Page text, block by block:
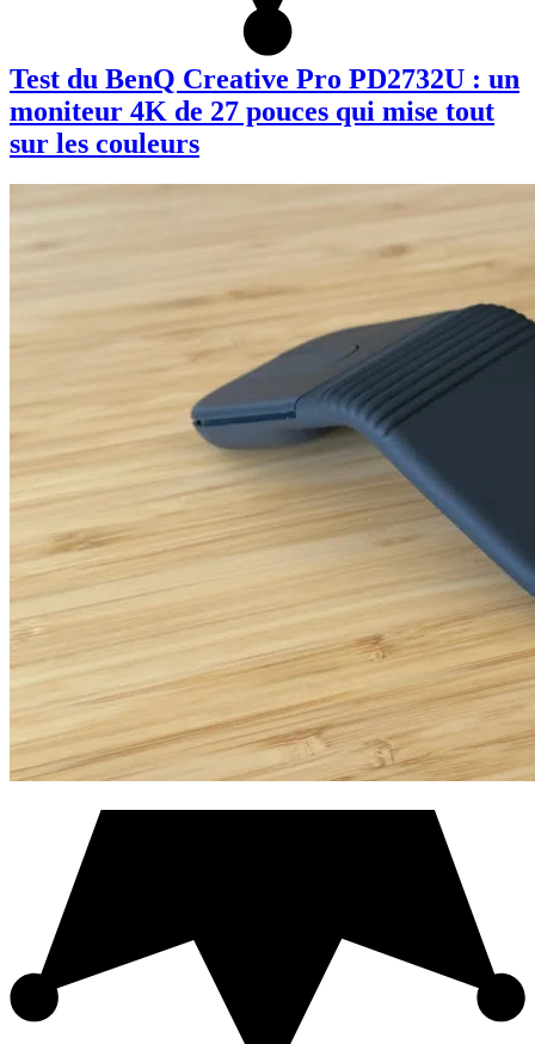
Test du BenQ Creative Pro PD2732U : un
moniteur 4K de 27 pouces qui mise tout
sur les couleurs